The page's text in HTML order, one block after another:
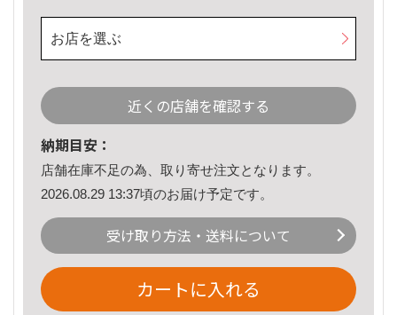
お店を選ぶ
近くの店舗を確認する
納期目安：
店舗在庫不足の為、取り寄せ注文となります。
2026.08.29 13:37頃のお届け予定です。
受け取り方法・送料について
カートに入れる